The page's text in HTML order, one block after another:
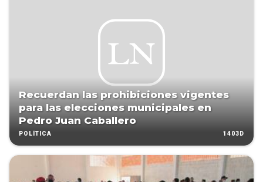
Recuerdan las prohibiciones vigentes
para las elecciones municipales en
Pedro Juan Caballero
POLÍTICA 1403D